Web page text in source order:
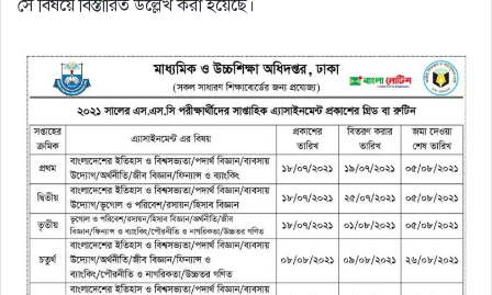
সে বিষয়ে বিস্তারিত উল্লেখ করা হয়েছে।